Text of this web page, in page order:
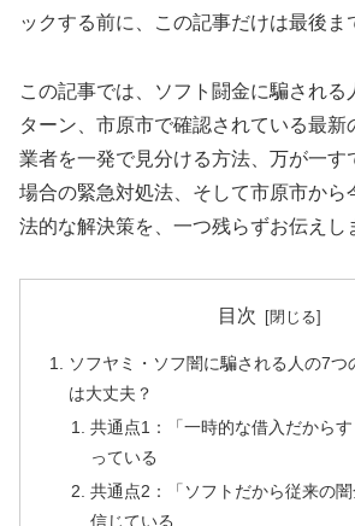
ックする前に、この記事だけは最後ま
この記事では、ソフト闘金に騙される
ターン、市原市で確認されている最新
業者を一発で見分ける方法、万が一す
場合の緊急対処法、そして市原市から
法的な解決策を、一つ残らずお伝えし
目次
ソフヤミ・ソフ闇に騙される人の7つ
は大丈夫？
共通点1：「一時的な借入だから
っている
共通点2：「ソフトだから従来の
信じている